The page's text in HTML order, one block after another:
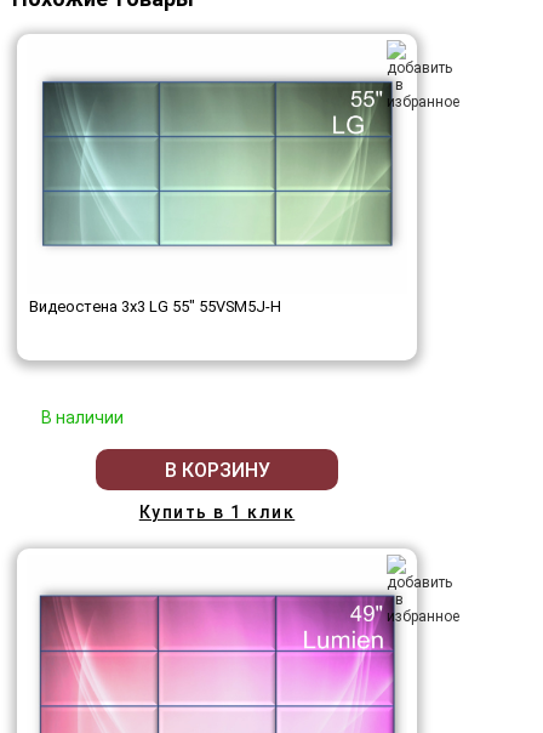
Видеостена 3x3 LG 55" 55VSM5J-H
В наличии
В КОРЗИНУ
Купить в 1 клик